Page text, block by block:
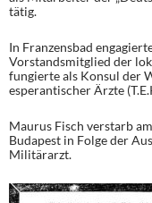
tätig.
In Franzensbad
Vorstandsmitglied der
fungierte als Konsul der
esperantischer Ärzte
Maurus Fisch verstarb
Budapest in Folge der
Militärarzt.